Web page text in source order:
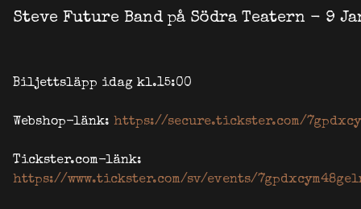
Steve Future Band på Södra Teatern - 9
Biljettsläpp idag kl.15:00
Webshop-länk: https://secure.tickster.com/
Tickster.com-länk:
https://www.tickster.com/sv/events/